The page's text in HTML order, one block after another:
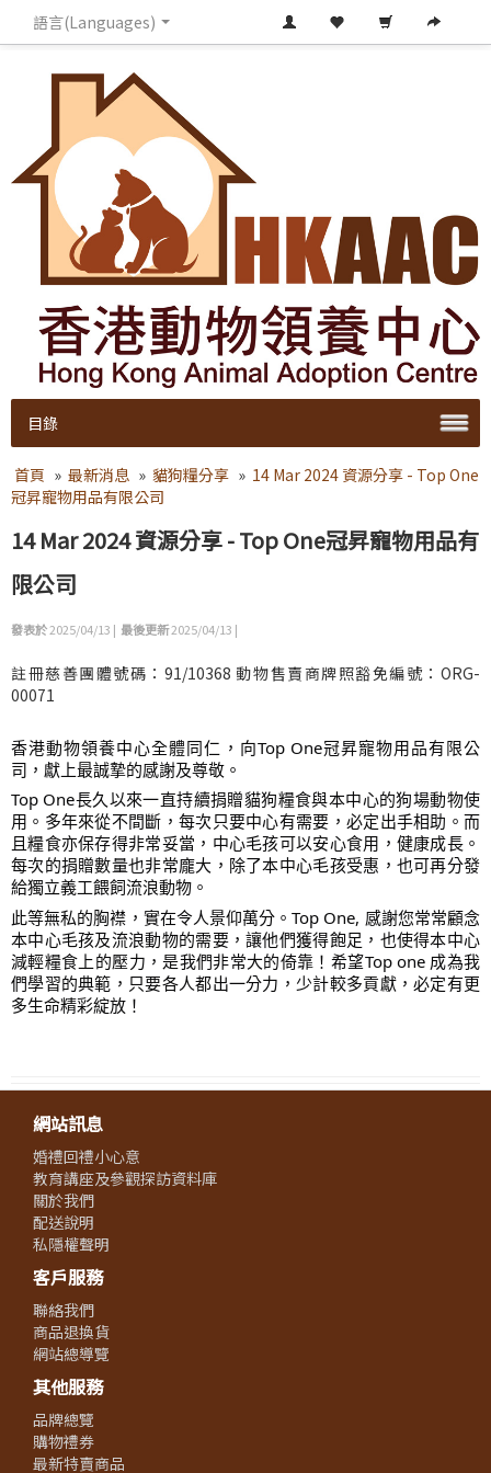
語言(Languages)
目錄
首頁 » 最新消息 » 貓狗糧分享 » 14 Mar 2024 資源分享 - Top One
冠昇寵物用品有限公司
14 Mar 2024 資源分享 - Top One冠昇寵物用品有
限公司
發表於2025/04/13 | 最後更新2025/04/13 |
註冊慈善團體號碼：91/10368 動物售賣商牌照豁免編號：ORG-
00071
香港動物領養中心全體同仁，向Top One冠昇寵物用品有限公
司，獻上最誠摯的感謝及尊敬。
Top One長久以來一直持續捐贈貓狗糧食與本中心的狗場動物使
用。多年來從不間斷，每次只要中心有需要，必定出手相助。而
且糧食亦保存得非常妥當，中心毛孩可以安心食用，健康成長。
每次的捐贈數量也非常龐大，除了本中心毛孩受惠，也可再分發
給獨立義工餵飼流浪動物。
此等無私的胸襟，實在令人景仰萬分。Top One, 感謝您常常顧念
本中心毛孩及流浪動物的需要，讓他們獲得飽足，也使得本中心
減輕糧食上的壓力，是我們非常大的倚靠！希望Top one 成為我
們學習的典範，只要各人都出一分力，少計較多貢獻，必定有更
多生命精彩綻放！
網站訊息
婚禮回禮小心意
教育講座及參觀探訪資料庫
關於我們
配送說明
私隱權聲明
客戶服務
聯絡我們
商品退換貨
網站總導覽
其他服務
品牌總覽
購物禮券
最新特賣商品